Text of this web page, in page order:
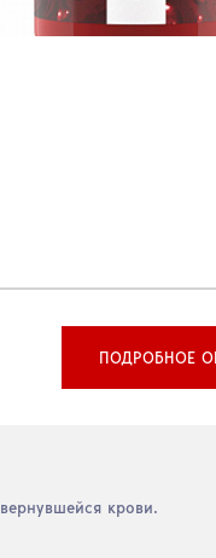
ПОДРОБНОЕ
крови.